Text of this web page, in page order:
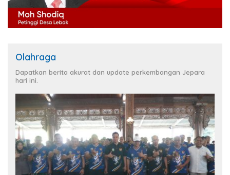
Olahraga
Dapatkan berita akurat dan update perkembangan Jepara
hari ini.